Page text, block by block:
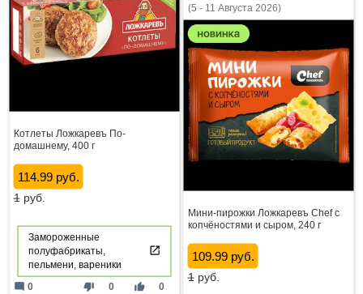
Котлеты Ложкаревъ По-
домашнему, 400 г
114.99 руб.
1руб.
Замороженные
полуфабрикаты,
пельмени, вареники
thumb_down 0 thumb_up 0
mode_comment 0
(5 - 11 Августа 2026)
Мини-пирожки Ложкаревъ Chef с
копчёностями и сыром, 240 г
109.99 руб.
1руб.